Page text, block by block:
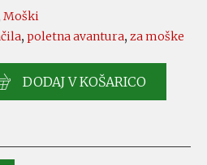
Moški
, poletna avantura, za moške
DODAJ V KOŠARICO